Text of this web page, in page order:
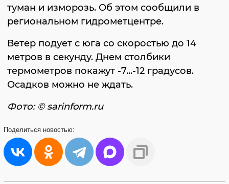
туман и изморозь. Об этом сообщили в
региональном гидрометцентре.
Ветер подует с юга со скоростью до 14
метров в секунду. Днем столбики
термометров покажут -7...-12 градусов.
Осадков можно не ждать.
Фото: © sarinform.ru
Поделиться новостью: